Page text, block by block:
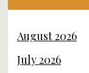
August 2026
July 2026